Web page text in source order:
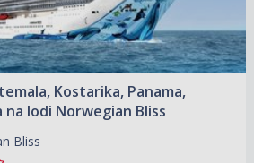
Kostarika, Panama,
na lodi Norwegian Bliss
Bliss